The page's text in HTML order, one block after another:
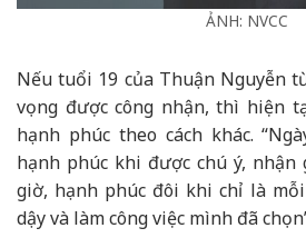
ẢNH: NVCC
Nếu tuổi 19 của Thuận Nguyễn
vọng được công nhận, thì hiện
hạnh phúc theo cách khác.
hạnh phúc khi được chú ý, nhận
giờ, hạnh phúc đôi khi chỉ là
dậy và làm công việc mình đã